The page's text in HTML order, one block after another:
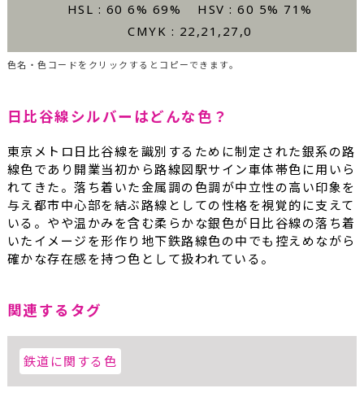
HSL : 60 6% 69%
HSV : 60 5% 71%
CMYK : 22,21,27,0
色名・色コードをクリックするとコピーできます。
日比谷線シルバーはどんな色？
東京メトロ日比谷線を識別するために制定された銀系の路
線色であり開業当初から路線図駅サイン車体帯色に用いら
れてきた。落ち着いた金属調の色調が中立性の高い印象を
与え都市中心部を結ぶ路線としての性格を視覚的に支えて
いる。やや温かみを含む柔らかな銀色が日比谷線の落ち着
いたイメージを形作り地下鉄路線色の中でも控えめながら
確かな存在感を持つ色として扱われている。
関連するタグ
鉄道に関する色